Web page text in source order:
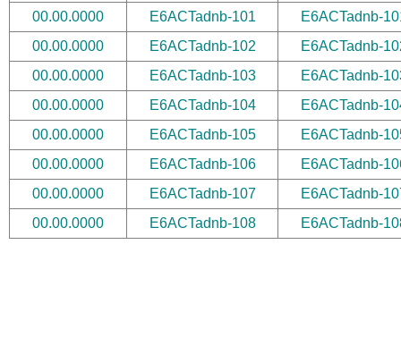
00.00.0000
E6ACTadnb-101
E6ACTadnb-
00.00.0000
E6ACTadnb-102
E6ACTadnb-
00.00.0000
E6ACTadnb-103
E6ACTadnb-
00.00.0000
E6ACTadnb-104
E6ACTadnb-
00.00.0000
E6ACTadnb-105
E6ACTadnb-
00.00.0000
E6ACTadnb-106
E6ACTadnb-
00.00.0000
E6ACTadnb-107
E6ACTadnb-
00.00.0000
E6ACTadnb-108 E6ACTadnb-